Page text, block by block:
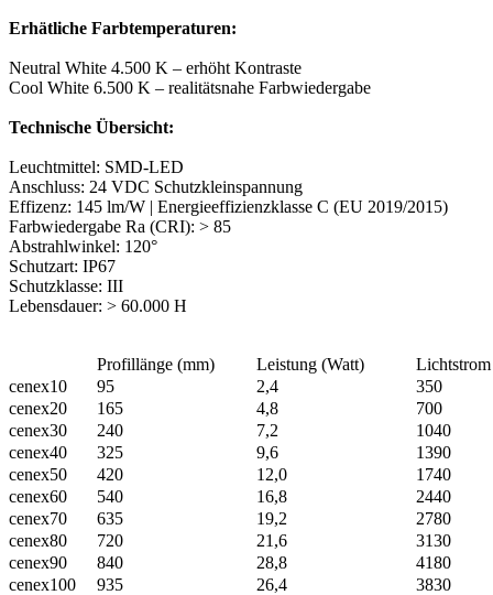
Erhätliche Farbtemperaturen:
Neutral White 4.500 K – erhöht Kontraste
Cool White 6.500 K – realitätsnahe Farbwiedergabe
Technische Übersicht:
Leuchtmittel: SMD-LED
Anschluss: 24 VDC Schutzkleinspannung
Effizenz: 145 lm/W | Energieeffizienzklasse C (EU 2019/2015)
Farbwiedergabe Ra (CRI): > 85
Abstrahlwinkel: 120°
Schutzart: IP67
Schutzklasse: III
Lebensdauer: > 60.000 H
Profillänge (mm) Leistung (Watt)
cenex10
95 2,4
350
cenex20
165 4,8
700
cenex30
240 7,2
1040
cenex40
325 9,6
1390
cenex50
420 12,0
1740
cenex60
540 16,8
2440
cenex70
635 19,2
2780
cenex80
720 21,6
3130
cenex90
840 28,8
4180
cenex100
935 26,4 3830